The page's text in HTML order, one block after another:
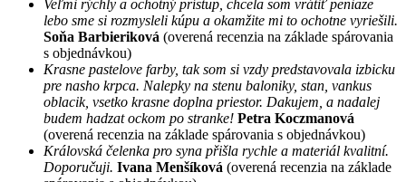
Veľmi rýchly a ochotný prístup, chcela som vrátiť peniaze
lebo sme si rozmysleli kúpu a okamžite mi to ochotne vyriešili.
Soňa Barbieriková (overená recenzia na základe spárovania
s objednávkou)
Krasne pastelove farby, tak som si vzdy predstavovala izbicku
pre nasho krpca. Nalepky na stenu baloniky, stan, vankus
oblacik, vsetko krasne doplna priestor. Dakujem, a nadalej
budem hadzat ockom po stranke! Petra Koczmanová
(overená recenzia na základe spárovania s objednávkou)
Královská čelenka pro syna přišla rychle a materiál kvalitní.
Doporučuji. Ivana Menšíková (overená recenzia na základe